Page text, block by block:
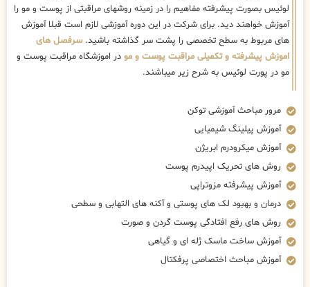
لوئیس بصورت پیشرفته مفاهیم را در زمینه روشهای مراقبتی از پوست و مو را
آموزش خواهند دید. برای شرکت در این دوره آموزشی لازم است قبلا آموزش
های مربوط به سطح تخصصی را پشت سر گذاشته باشید.سرفصل های
اموزش پیشرفته و تکمیلی مراقبت پوست و مو در اموزشگاه مراقبت پوست و
مو در پورت لوئیس به شرح زیر میباشند.
مرور مباحث آموزشی توکن
آموزش پیلینگ شیمیایی
آموزش میکرودرم ابریژن
روش های تحریک اپیدرم پوست
آموزش پیشرفته مزوتراپی
درمان و بهبود لک های پوستی و آکنه های التهابی و سطحی
روش های رفع افتادگی پوست گردن و صورت
آموزش ساخت ماسک ژله ای و گیاهی
آموزش مباحث اختصاصی پرفکتال